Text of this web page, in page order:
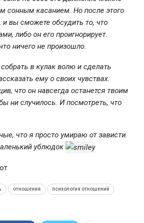
сонным касанием. Но после этого
и вы сможете обсудить то, что
либо он его проигнорирует.
ничего не произошло.
в кулак волю и сделать
ему о своих чувствах.
что он навсегда останется твоим
ни случилось. И посмотреть, что
что я просто умираю от зависти.
ублюдок
отношения психология отношений